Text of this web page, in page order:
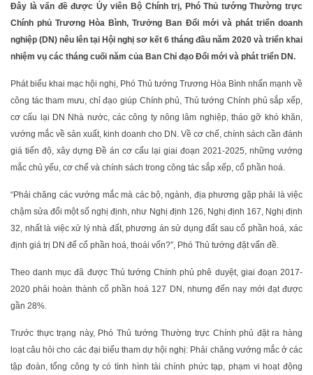
Đây là vấn đề được Ủy viên Bộ Chính trị, Phó Thủ tướng Thường trực
Chính phủ Trương Hòa Bình, Trưởng Ban Đổi mới và phát triển doanh
nghiệp (DN) nêu lên tại Hội nghị sơ kết 6 tháng đầu năm 2020 và triển khai
nhiệm vụ các tháng cuối năm của Ban Chỉ đạo Đổi mới và phát triển DN.
Phát biểu khai mạc hội nghị, Phó Thủ tướng Trương Hòa Bình nhấn mạnh về
công tác tham mưu, chỉ đạo giúp Chính phủ, Thủ tướng Chính phủ sắp xếp,
cơ cấu lại DN Nhà nước, các công ty nông lâm nghiệp, tháo gỡ khó khăn,
vướng mắc về sản xuất, kinh doanh cho DN. Về cơ chế, chính sách cần đánh
giá tiến độ, xây dựng Đề án cơ cấu lại giai đoạn 2021-2025, những vướng
mắc chủ yếu, cơ chế và chính sách trong công tác sắp xếp, cổ phần hoá.
“Phải chăng các vướng mắc mà các bộ, ngành, địa phương gặp phải là việc
chậm sửa đổi một số nghị định, như Nghị định 126, Nghị định 167, Nghị định
32, nhất là việc xử lý nhà đất, phương án sử dụng đất sau cổ phần hoá, xác
định giá trị DN để cổ phần hoá, thoái vốn?”, Phó Thủ tướng đặt vấn đề.
Theo danh mục đã được Thủ tướng Chính phủ phê duyệt, giai đoạn 2017-
2020 phải hoàn thành cổ phần hoá 127 DN, nhưng đến nay mới đạt được
gần 28%.
Trước thực trạng này, Phó Thủ tướng Thường trực Chính phủ đặt ra hàng
loạt câu hỏi cho các đại biểu tham dự hội nghị: Phải chăng vướng mắc ở các
tập đoàn, tổng công ty có tình hình tài chính phức tạp, phạm vi hoạt động